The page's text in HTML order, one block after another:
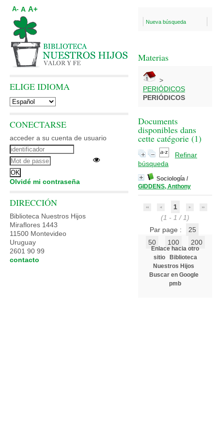
Nueva búsqueda
Materias
>
PERIÓDICOS
PERIÓDICOS
Documents
disponibles dans
cette catégorie (1)
Refinar
búsqueda
Sociología /
GIDDENS, Anthony
1
(1 - 1 / 1)
Par page :
25
50
100 200
Enlace hacia otro
sitio
Biblioteca
Nuestros Hijos
Buscar en Google
pmb
A- A A+
ELIGE IDIOMA
CONECTARSE
acceder a su cuenta de usuario
Olvidé mi contraseña
DIRECCIÓN
Biblioteca Nuestros Hijos
Miraflores 1443
11500 Montevideo
Uruguay
2601 90 99
contacto